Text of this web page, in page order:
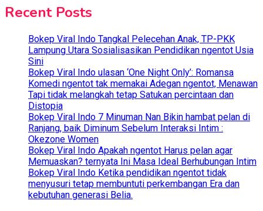
Recent Posts
Bokep Viral Indo Tangkal Pelecehan Anak, TP-PKK
Lampung Utara Sosialisasikan Pendidikan ngentot Usia
Sini
Bokep Viral Indo ulasan ‘One Night Only’: Romansa
Komedi ngentot tak memakai Adegan ngentot, Menawan
Tapi tidak melangkah tetap Satukan percintaan dan
Distopia
Bokep Viral Indo 7 Minuman Nan Bikin hambat pelan di
Ranjang, baik Diminum Sebelum Interaksi Intim :
Okezone Women
Bokep Viral Indo Apakah ngentot Harus pelan agar
Memuaskan? ternyata Ini Masa Ideal Berhubungan Intim
Bokep Viral Indo Ketika pendidikan ngentot tidak
menyusuri tetap membuntuti perkembangan Era dan
kebutuhan generasi Belia.